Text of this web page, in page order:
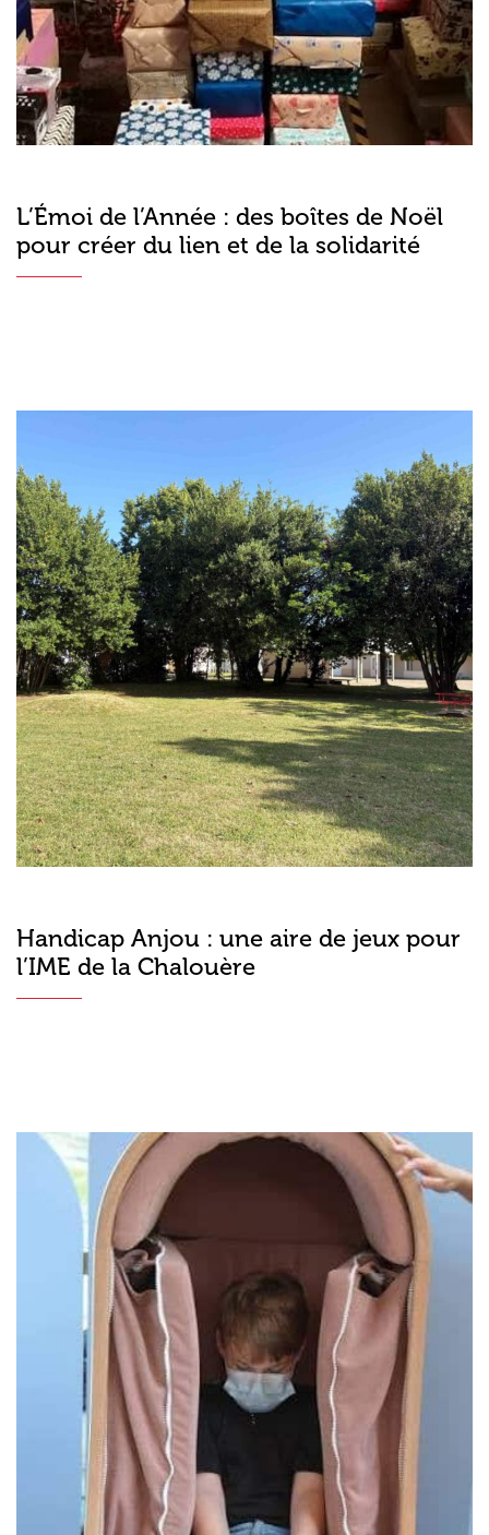
L’Émoi de l’Année : des boîtes de Noël
pour créer du lien et de la solidarité
Handicap Anjou : une aire de jeux pour
l’IME de la Chalouère